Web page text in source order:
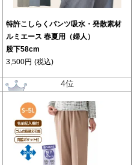
特許こしらくパンツ吸水・発散素材
ルミエース 春夏用（婦人）
股下58cm
3,500円 (税込)
4位